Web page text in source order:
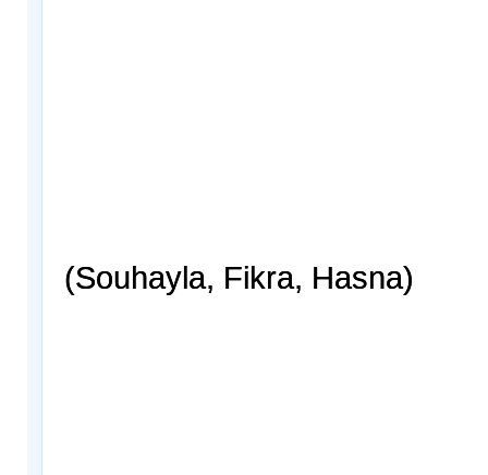
(Souhayla, Fikra, Hasna)